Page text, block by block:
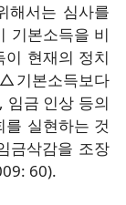
해서는 심사를
기본소득을 비
현재의 정치
기본소득보다
임금 인상 등의
실현하는 것
금삭감을 조장
60).